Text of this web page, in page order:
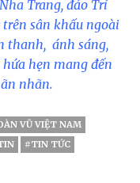
Trang, đảo Trí
sân khấu ngoài
thanh, ánh sáng,
hẹn mang đến
nhãn.
VŨ VIỆT NAM
#TIN TỨC